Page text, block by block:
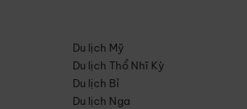
Du lịch Mỹ
Du lịch Thổ Nhĩ Kỳ
Du lịch Bỉ
Du lịch Nga